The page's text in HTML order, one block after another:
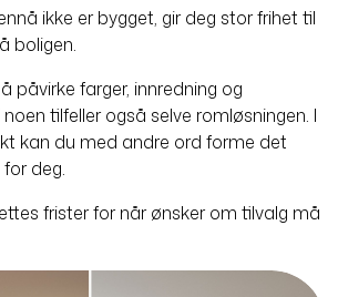
ikke er bygget, gir deg stor frihet til
boligen.
påvirke farger, innredning og
tilfeller også selve romløsningen. I
kan du med andre ord forme det
deg.
frister for når ønsker om tilvalg må